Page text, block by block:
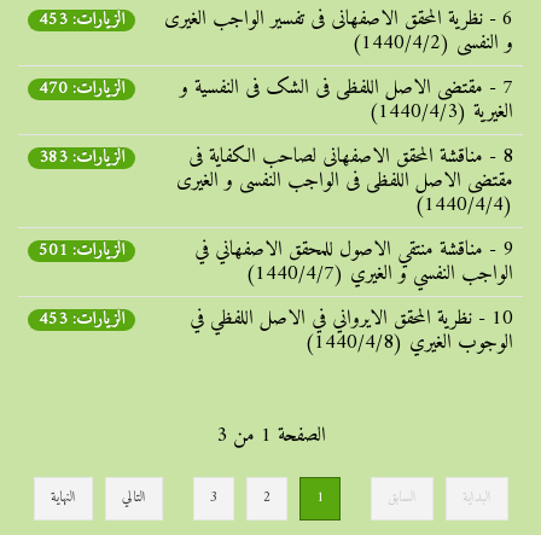
6 - نظریة المحقق الاصفهانی فی تفسیر الواجب الغیری
و النفسی (1440/4/2)
الزيارات: 453
7 - مقتضی الاصل اللفظی فی الشک فی النفسیة و
الغیریة (1440/4/3)
الزيارات: 470
8 - مناقشة المحقق الاصفهانی لصاحب الکفایة فی
مقتضی الاصل اللفظی فی الواجب النفسی و الغیری
(1440/4/4)
الزيارات: 383
9 - مناقشة منتقي الاصول للمحقق الاصفهاني في
الواجب النفسي و الغيري (1440/4/7)
الزيارات: 501
10 - نظرية المحقق الايرواني في الاصل اللفظي في
الوجوب الغيري (1440/4/8)
الزيارات: 453
الصفحة 1 من 3
البداية السابق 1
2
3 التالي النهاية